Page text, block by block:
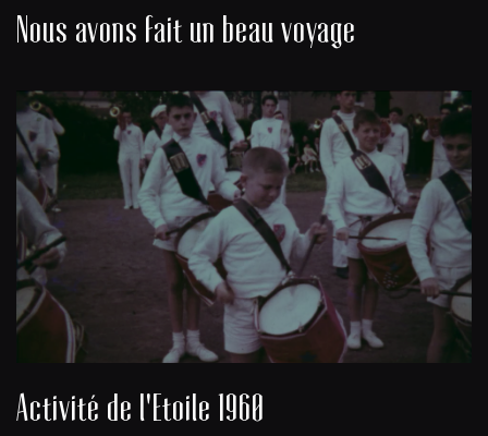
Nous avons fait un beau voyage
Activité de l'Etoile 1960